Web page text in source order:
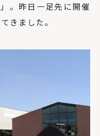
。昨日一足先に開催
きました。